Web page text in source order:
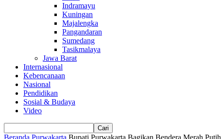
Indramayu
Kuningan
Majalengka
Pangandaran
Sumedang
Tasikmalaya
Jawa Barat
Internasional
Kebencanaan
Nasional
Pendidikan
Sosial & Budaya
Video
Beranda Purwakarta Bupati Purwakarta Bagikan Bendera Merah Putih